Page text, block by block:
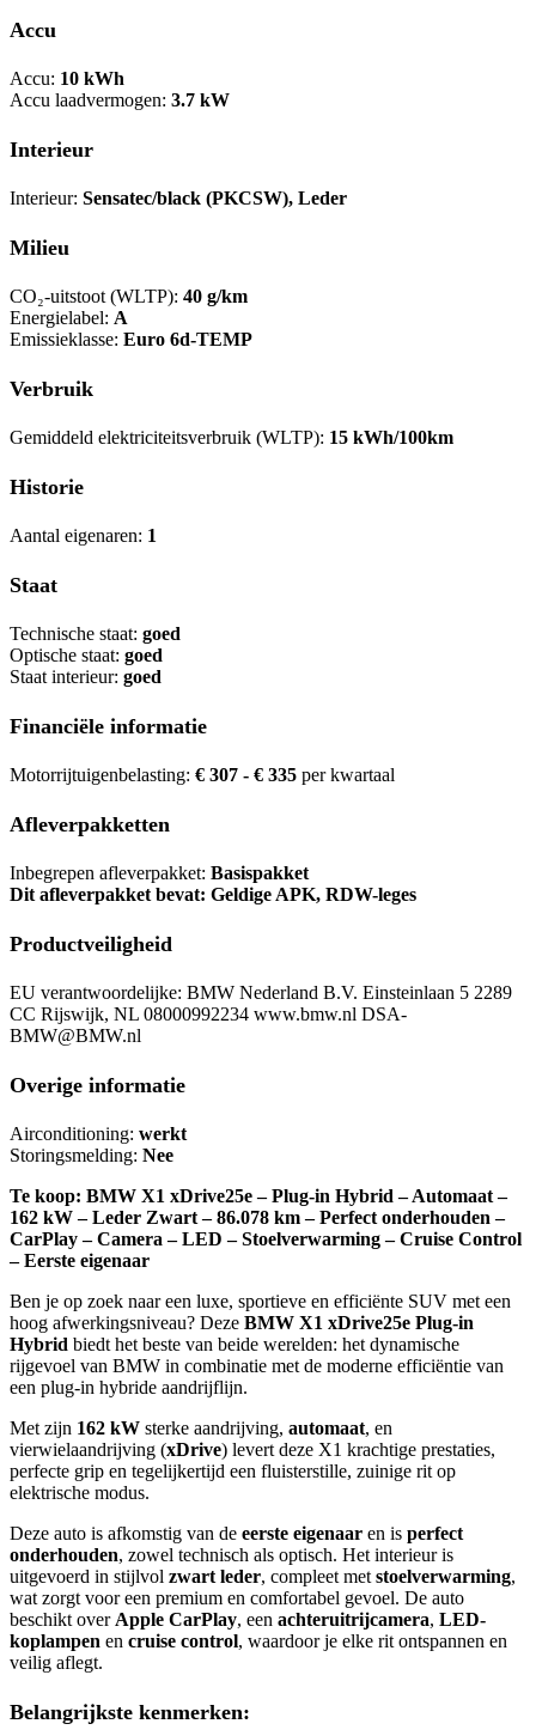
Accu
Accu: 10 kWh
Accu laadvermogen: 3.7 kW
Interieur
Interieur: Sensatec/black (PKCSW), Leder
Milieu
CO₂-uitstoot (WLTP): 40 g/km
Energielabel: A
Emissieklasse: Euro 6d-TEMP
Verbruik
Gemiddeld elektriciteitsverbruik (WLTP): 15 kWh/100km
Historie
Aantal eigenaren: 1
Staat
Technische staat: goed
Optische staat: goed
Staat interieur: goed
Financiële informatie
Motorrijtuigenbelasting: € 307 - € 335 per kwartaal
Afleverpakketten
Inbegrepen afleverpakket: Basispakket
Dit afleverpakket bevat: Geldige APK, RDW-leges
Productveiligheid
EU verantwoordelijke: BMW Nederland B.V. Einsteinlaan 5 2289
CC Rijswijk, NL 08000992234 www.bmw.nl DSA-
BMW@BMW.nl
Overige informatie
Airconditioning: werkt
Storingsmelding: Nee
Te koop: BMW X1 xDrive25e – Plug-in Hybrid – Automaat –
162 kW – Leder Zwart – 86.078 km – Perfect onderhouden –
CarPlay – Camera – LED – Stoelverwarming – Cruise Control
– Eerste eigenaar
Ben je op zoek naar een luxe, sportieve en efficiënte SUV met een
hoog afwerkingsniveau? Deze BMW X1 xDrive25e Plug-in
Hybrid biedt het beste van beide werelden: het dynamische
rijgevoel van BMW in combinatie met de moderne efficiëntie van
een plug-in hybride aandrijflijn.
Met zijn 162 kW sterke aandrijving, automaat, en
vierwielaandrijving (xDrive) levert deze X1 krachtige prestaties,
perfecte grip en tegelijkertijd een fluisterstille, zuinige rit op
elektrische modus.
Deze auto is afkomstig van de eerste eigenaar en is perfect
onderhouden, zowel technisch als optisch. Het interieur is
uitgevoerd in stijlvol zwart leder, compleet met stoelverwarming,
wat zorgt voor een premium en comfortabel gevoel. De auto
beschikt over Apple CarPlay, een achteruitrijcamera, LED-
koplampen en cruise control, waardoor je elke rit ontspannen en
veilig aflegt.
Belangrijkste kenmerken: